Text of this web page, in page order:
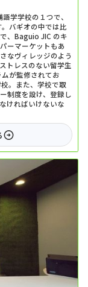
学学校の１つで、
バギオの中では比
、Baguio JIC のキ
ーマーケットもあ
なヴィレッジのよう
トレスのない留学生
が監修されてお
。また、学校で取
制度を設け、登録し
ければいけないな